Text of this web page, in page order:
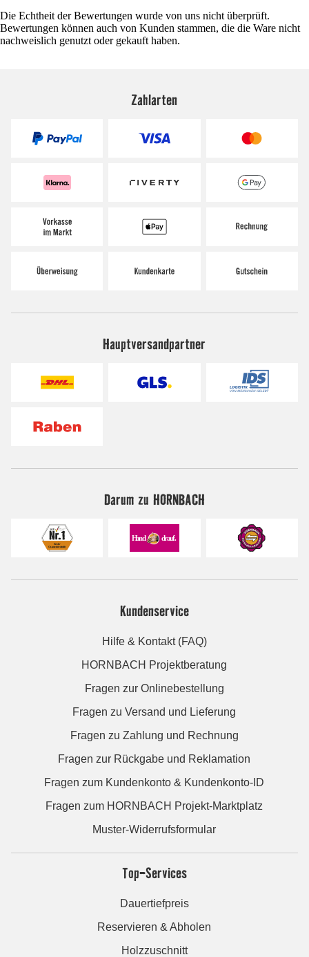
Die Echtheit der Bewertungen wurde von uns nicht überprüft.
Bewertungen können auch von Kunden stammen, die die Ware nicht
nachweislich genutzt oder gekauft haben.
Zahlarten
Hauptversandpartner
Darum zu HORNBACH
Kundenservice
Hilfe & Kontakt (FAQ)
HORNBACH Projektberatung
Fragen zur Onlinebestellung
Fragen zu Versand und Lieferung
Fragen zu Zahlung und Rechnung
Fragen zur Rückgabe und Reklamation
Fragen zum Kundenkonto & Kundenkonto-ID
Fragen zum HORNBACH Projekt-Marktplatz
Muster-Widerrufsformular
Top-Services
Dauertiefpreis
Reservieren & Abholen
Holzzuschnitt